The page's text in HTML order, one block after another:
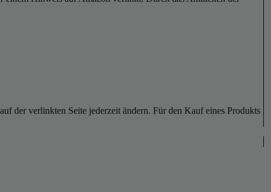
der verlinkten Seite jederzeit ändern. Für den Kauf eines Produkts